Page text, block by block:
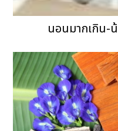
นอนมากเกิน-